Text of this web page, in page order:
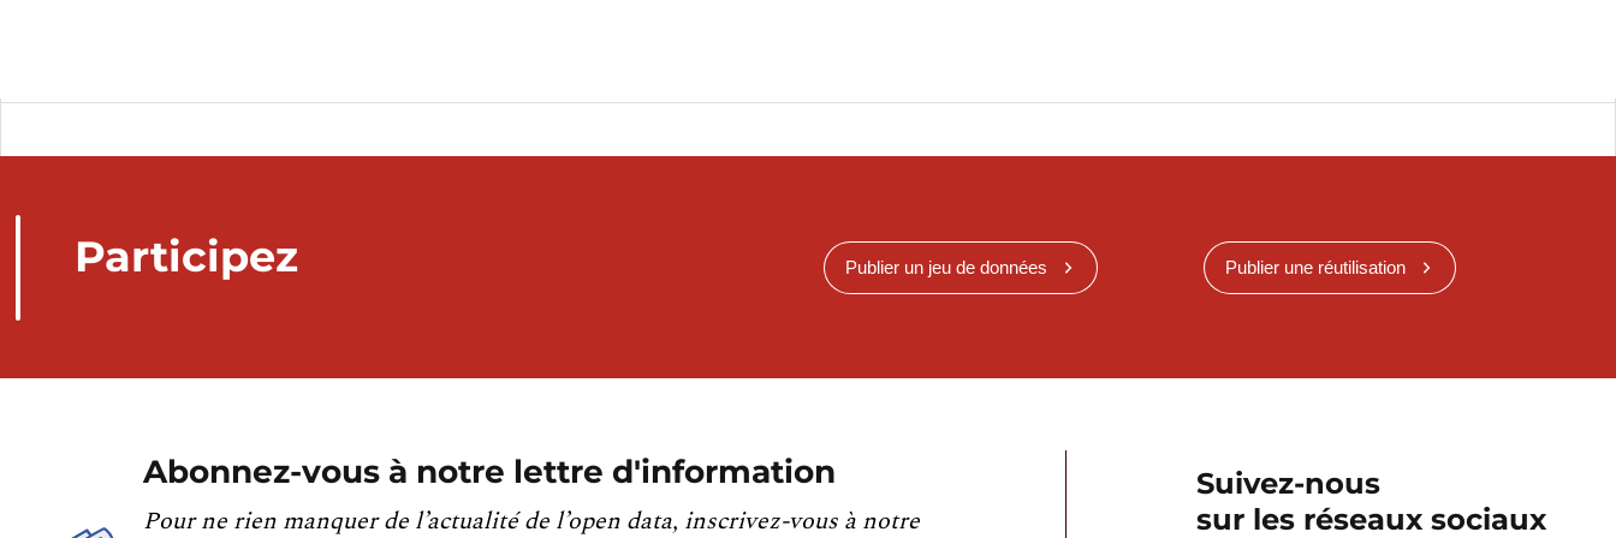
Participez Publier un jeu de données Publier une réutilisation
Abonnez-vous à notre lettre d'information
Pour ne rien manquer de l’actualité de l’open data, inscrivez-vous à notre
Suivez-nous
sur les réseaux sociaux